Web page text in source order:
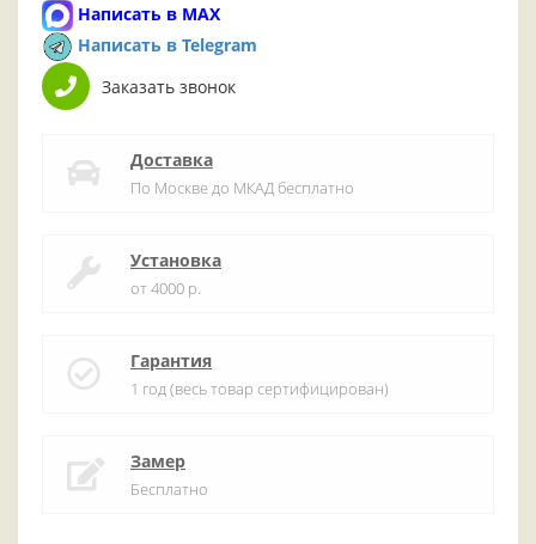
Написать в MAX
Написать в Telegram
Заказать звонок
Доставка
По Москве до МКАД бесплатно
Установка
от 4000 р.
Гарантия
1 год (весь товар сертифицирован)
Замер
Бесплатно